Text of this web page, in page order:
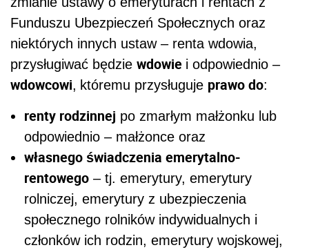
Funduszu Ubezpieczeń Społecznych oraz
niektórych innych ustaw – renta wdowia,
przysługiwać będzie wdowie i odpowiednio –
wdowcowi, któremu przysługuje prawo do:
renty rodzinnej po zmarłym małżonku lub
odpowiednio – małżonce oraz
własnego świadczenia emerytalno-
rentowego – tj. emerytury, emerytury
rolniczej, emerytury z ubezpieczenia
społecznego rolników indywidualnych i
członków ich rodzin, emerytury wojskowej,